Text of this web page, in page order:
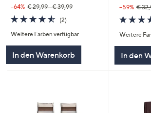
--64% € 29,99 - € 39,99
4.5
von
5
(2)
Weitere Farben verfügbar
In den Warenkorb
--59% €
Weitere
In den